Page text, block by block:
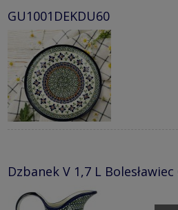
GU1001DEKDU60
Dzbanek V 1,7 L